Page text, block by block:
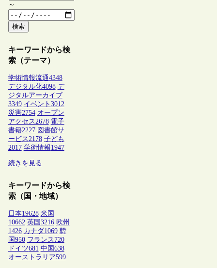
～
検索
キーワードから検
索（テーマ）
学術情報流通4348
デジタル化4098 デ
ジタルアーカイブ
3349 イベント 3012
災害2754 オープン
アクセス2678 電子
書籍2227 図書館サ
ービス2178 子ども
2017 学術情報1947
続きを見る
キーワードから検
索（国・地域）
日本19628 米国
10662 英国 3216 欧州
1426 カナダ1069 韓
国 950 フランス 720
ドイツ681 中国 638
オーストラリア599